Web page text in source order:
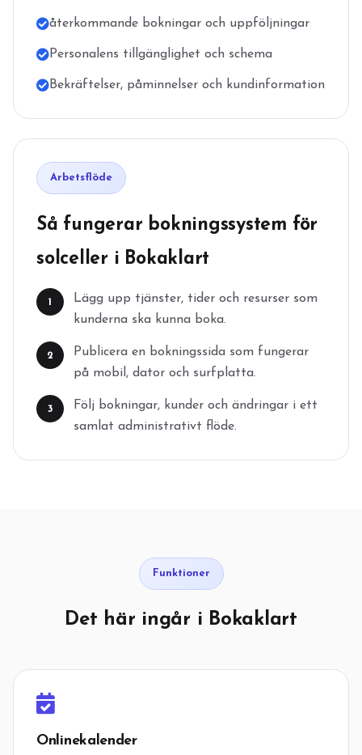
återkommande bokningar och uppföljningar
Personalens tillgänglighet och schema
Bekräftelser, påminnelser och kundinformation
Arbetsflöde
Så fungerar bokningssystem för
solceller i Bokaklart
1
Lägg upp tjänster, tider och resurser som
kunderna ska kunna boka.
2
Publicera en bokningssida som fungerar
på mobil, dator och surfplatta.
3
Följ bokningar, kunder och ändringar i ett
samlat administrativt flöde.
Funktioner
Det här ingår i Bokaklart
Onlinekalender